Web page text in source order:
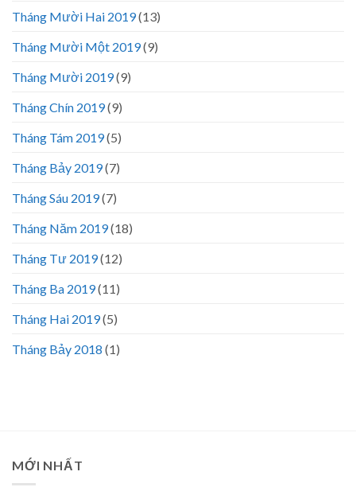
Tháng Mười Hai 2019(13)
Tháng Mười Một 2019(9)
Tháng Mười 2019(9)
Tháng Chín 2019(9)
Tháng Tám 2019(5)
Tháng Bảy 2019(7)
Tháng Sáu 2019(7)
Tháng Năm 2019(18)
Tháng Tư 2019(12)
Tháng Ba 2019(11)
Tháng Hai 2019(5)
Tháng Bảy 2018 (1)
MỚI NHẤT